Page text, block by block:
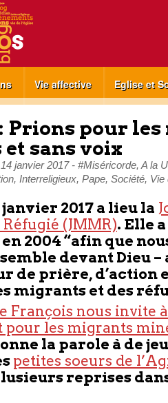
Vie affective Eglise et
Prions pour
sans voix
14 janvier 2017- #Miséricorde, A la
, Interreligieux, Pape, Société, Vie
2017 a lieu la
(JMMR). Elle
2004 “afin que
devant Dieu –
de prière, d’action
migrants et des
François nous invite
les migrants
la parole à de
petites soeurs de
reprises